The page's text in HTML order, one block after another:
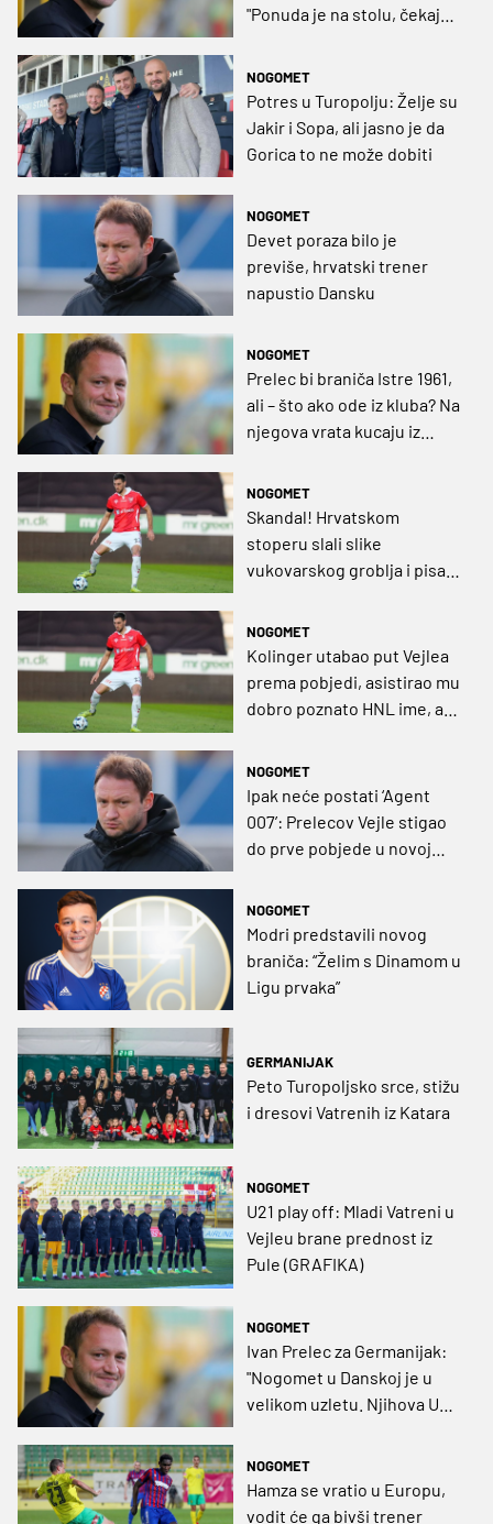
"Ponuda je na stolu, čekaju
NOGOMET
Potres u Turopolju: Želje su
Jakir i Sopa, ali jasno je da
Gorica to ne može dobiti
NOGOMET
Devet poraza bilo je
previše, hrvatski trener
napustio Dansku
NOGOMET
Prelec bi braniča Istre 1961,
ali – što ako ode iz kluba? Na
njegova vrata kucaju iz
Olof Mellberg!
NOGOMET
Skandal! Hrvatskom
stoperu slali slike
vukovarskog groblja i pisali
AIDS u Africi!
NOGOMET
Kolinger utabao put Vejlea
prema pobjedi, asistirao mu
dobro poznato HNL ime, a
NOGOMET
Ipak neće postati ‘Agent
007’: Prelecov Vejle stigao
do prve pobjede u novoj
NOGOMET
Modri predstavili novog
braniča: “Želim s Dinamom u
Ligu prvaka”
GERMANIJAK
Peto Turopoljsko srce, stižu
i dresovi Vatrenih iz Katara
NOGOMET
U21 play off: Mladi Vatreni u
Vejleu brane prednost iz
Pule (GRAFIKA)
NOGOMET
Ivan Prelec za Germanijak:
"Nogomet u Danskoj je u
velikom uzletu. Njihova U21
NOGOMET
Hamza se vratio u Europu,
vodit će ga bivši trener